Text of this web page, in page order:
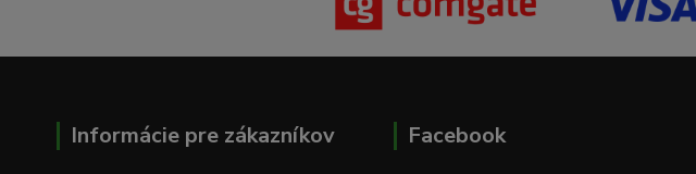
Informácie pre zákazníkov Facebook